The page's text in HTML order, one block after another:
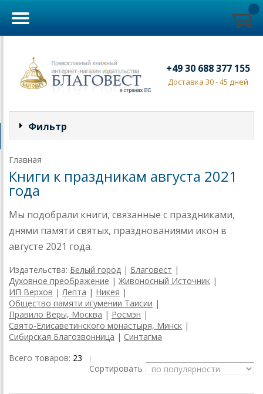
+49 30 688 377 155
Доставка 30 - 45 дней
Фильтр
Главная
Книги к праздникам августа 2021
года
Мы подобрали книги, связанные с праздниками,
днями памяти святых, празднованиями икон в
августе 2021 года.
Издательства: Белый город | Благовест |
Духовное преображение | Живоносный Источник |
ИП Верхов |Лепта | Никея |
Общество памяти игумении Таисии |
Правило Веры, Москва | Росмэн |
Свято-Елисаветинского монастыря, Минск |
Сибирская Благозвонница | Синтагма
Всего товаров: 23 |
Сортировать